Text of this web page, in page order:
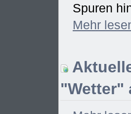
Spuren
Mehr
"Wetter"